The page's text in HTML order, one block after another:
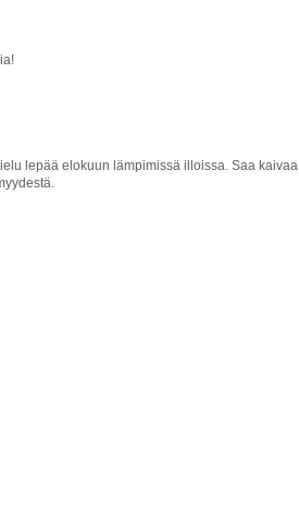
lepää elokuun lämpimissä illoissa. Saa kaivaa